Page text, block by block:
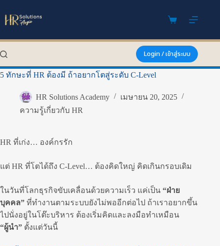
content
Shopping
Login / เข้าสู่ระบบ
5 ทักษะที่ HR ต้องมี ถ้าอยากโตสู่ระดับ C-Level
HR Solutions Academy
เมษายน 20, 2025
ความรู้เกี่ยวกับ HR
HR ที่เก่ง… องค์กรรัก
แต่ HR ที่โตได้ถึง C-Level… ต้องคิดใหญ่ คิดเกินกรอบเดิม
ในวันที่โลกธุรกิจขับเคลื่อนด้วยความเร็ว แค่เป็น “ฝ่าย
บุคคล” ที่ทำงานตามระบบยังไม่พออีกต่อไป ถ้าเราอยากขึ้น
ไปนั่งอยู่ในโต๊ะบริหาร ต้องเริ่มคิดและลงมือทำเหมือน
“ผู้นำ” ตั้งแต่วันนี้